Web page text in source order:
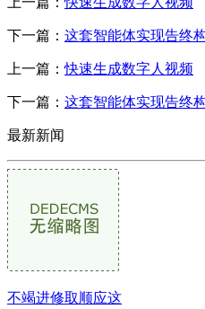
下一篇： 这套智能体实现告终
上一篇：快速生成数字人视频
下一篇： 这套智能体实现告终
最新新闻
不竭进修取顺应这